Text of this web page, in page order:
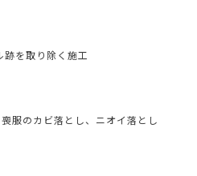
を取り除く施工
服のカビ落とし、ニオイ落とし